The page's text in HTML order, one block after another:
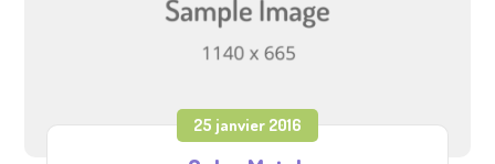
25 janvier 2016